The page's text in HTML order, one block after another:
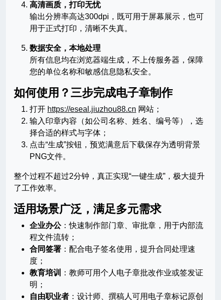
高清画质，打印无忧
输出分辨率高达300dpi，既可用于屏幕展示，也可
用于正式打印，清晰不失真。
数据安全，本地处理
所有信息均在浏览器端生成，不上传服务器，保障
您的单位名称和敏感信息隐私安全。
如何使用？三步完成电子章制作
打开 https://eseal.jiuzhou88.cn 网站；
输入印章内容（如公司名称、姓名、编号等），选
择合适的样式与字体；
点击“生成”按钮，预览满意后下载保存为透明背景
PNG文件。
整个过程不超过2分钟，真正实现“一键生成”，极大提升
了工作效率。
适用场景广泛，满足多元需求
企业办公：快速制作部门章、审批章，用于内部流
程文件流转；
合同签署 ：配合电子签名使用，提升合同处理速
度；
教育培训
：教师可用个人电子章批改作业或签发证
明；
自由职业者 ：设计师、撰稿人可用电子章标记原创